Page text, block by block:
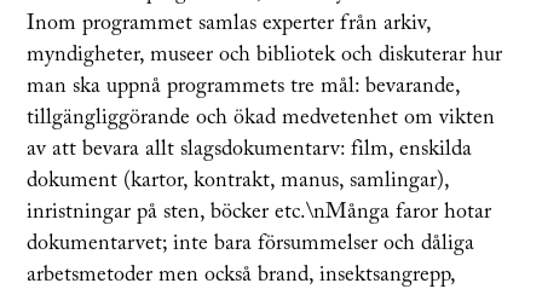
Inom programmet samlas experter från arkiv,
myndigheter, museer och bibliotek och diskuterar hur
man ska uppnå programmets tre mål: bevarande,
tillgängliggörande och ökad medvetenhet om vikten
av att bevara allt slagsdokumentarv: film, enskilda
dokument (kartor, kontrakt, manus, samlingar),
inristningar på sten, böcker etc.\nMånga faror hotar
dokumentarvet; inte bara försummelser och dåliga
arbetsmetoder men också brand, insektsangrepp,